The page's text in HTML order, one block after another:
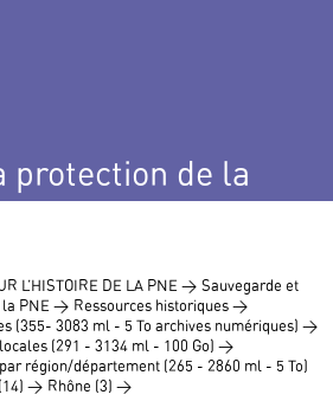
protection de la
L’HISTOIRE DE LA PNE > Sauvegarde et
la PNE > Ressources historiques >
(355- 3083 ml - 5 To archives numériques) >
(291 - 3134 ml - 100 Go) >
région/département (265 - 2860 ml - 5 To)
> Rhône (3) >